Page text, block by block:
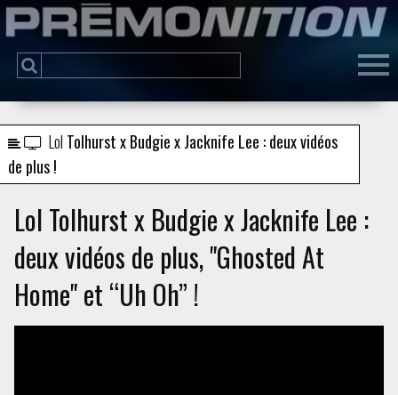
Lol Tolhurst x Budgie x Jacknife Lee : deux vidéos
de plus !
Lol Tolhurst x Budgie x Jacknife Lee :
deux vidéos de plus, "Ghosted At
Home" et “Uh Oh” !